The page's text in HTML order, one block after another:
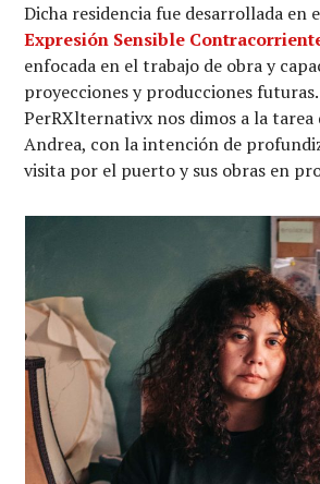
Dicha residencia fue desarrollada en
Expresión Sensible
enfocada en el trabajo de obra y
proyecciones y producciones
PerRXlternativx nos dimos a la tarea
Andrea, con la intención de
visita por el puerto y sus obras en